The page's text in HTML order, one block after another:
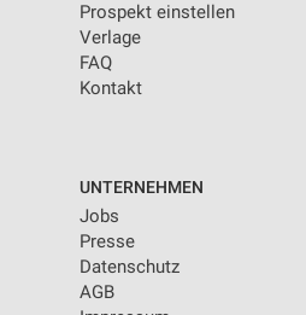
Prospekt einstellen
Verlage
FAQ
Kontakt
UNTERNEHMEN
Jobs
Presse
Datenschutz
AGB